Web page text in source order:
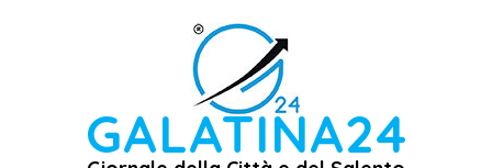
GALATINA24